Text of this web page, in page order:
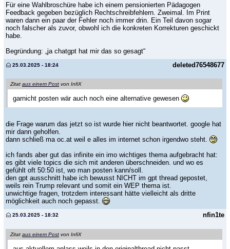
Für eine Wahlbroschüre habe ich einem pensionierten Pädagogen
Feedback gegeben bezüglich Rechtschreibfehlern. Zweimal. Im Print
waren dann ein paar der Fehler noch immer drin. Ein Teil davon sogar
noch falscher als zuvor, obwohl ich die konkreten Korrekturen geschickt
habe.
Begründung: „ja chatgpt hat mir das so gesagt“
deleted76548677
25.03.2025 - 18:24
Zitat aus einem Post von InfiX
garnicht posten wär auch noch eine alternative gewesen
die Frage warum das jetzt so ist wurde hier nicht beantwortet. google hat
mir dann geholfen.
dann schließ ma oc.at weil e alles im internet schon irgendwo steht.
ich fands aber gut das infinite ein imo wichtiges thema aufgebracht hat:
es gibt viele topics die sich mit anderen überschneiden. und wo es
gefühlt oft 50:50 ist, wo man posten kann/soll.
den gpt ausschnitt habe ich bewusst NICHT im gpt thread gepostet,
weils rein Trump relevant und somit ein WEP thema ist.
unwichtige fragen, trotzdem interessant hätte vielleicht als dritte
möglichkeit auch noch gepasst.
nfin1te
25.03.2025 - 18:32
Zitat aus einem Post von InfiX